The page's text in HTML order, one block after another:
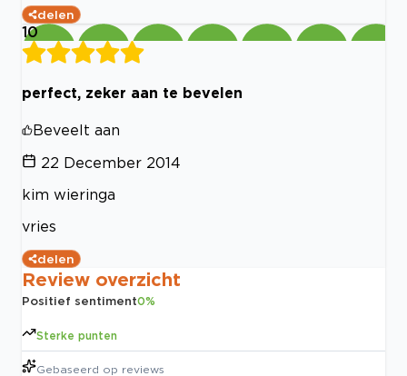
delen
10
perfect, zeker aan te bevelen
Beveelt aan
22 December 2014
kim wieringa
vries
delen
Review overzicht
Positief sentiment0%
Sterke punten
Gebaseerd op reviews